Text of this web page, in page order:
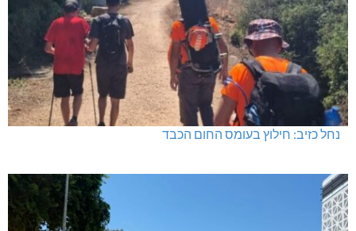
נחל כזיב: חילוץ בעומס החום הכבד